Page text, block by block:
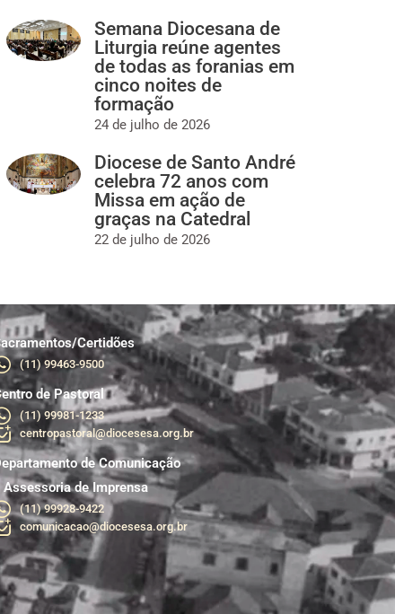
Semana Diocesana de
Liturgia reúne agentes
de todas as foranias em
cinco noites de
formação
24 de julho de 2026
Diocese de Santo André
celebra 72 anos com
Missa em ação de
graças na Catedral
22 de julho de 2026
Certidões
(11) 99463-9500
de Pastoral
(11) 99981-1233
centropastoral@diocesesa.org.br
de Comunicação
Assessoria de Imprensa
(11) 99928-9422
comunicacao@diocesesa.org.br